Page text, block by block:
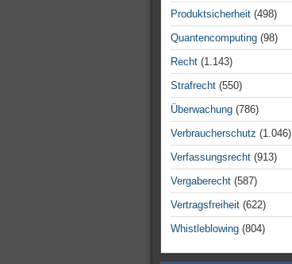
Produktsicherheit (498)
Quantencomputing (98)
Recht (1.143)
Strafrecht (550)
Überwachung (786)
Verbraucherschutz (1.046)
Verfassungsrecht (913)
Vergaberecht (587)
Vertragsfreiheit (622)
Whistleblowing (804)